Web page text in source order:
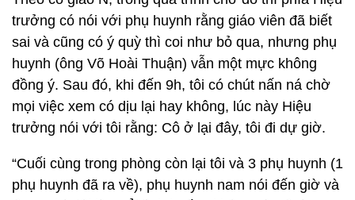
trưởng có nói với phụ huynh rằng giáo viên đã biết
sai và cũng có ý quỳ thì coi như bỏ qua, nhưng phụ
huynh (ông Võ Hoài Thuận) vẫn một mực không
đồng ý. Sau đó, khi đến 9h, tôi có chút nấn ná chờ
mọi việc xem có dịu lại hay không, lúc này Hiệu
trưởng nói với tôi rằng: Cô ở lại đây, tôi đi dự giờ.
“Cuối cùng trong phòng còn lại tôi và 3 phụ huynh (1
phụ huynh đã ra về), phụ huynh nam nói đến giờ và